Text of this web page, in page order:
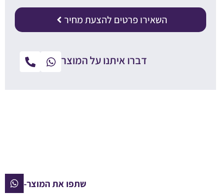
השאירו פרטים להצעת מחיר
דברו איתנו על המוצר
שתפו את המוצר-